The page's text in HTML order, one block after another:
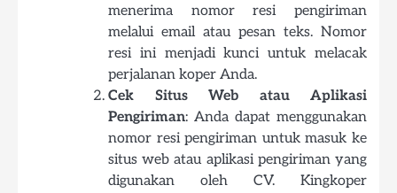
menerima nomor resi pengiriman
melalui email atau pesan teks. Nomor
resi ini menjadi kunci untuk melacak
perjalanan koper Anda.
Cek Situs Web atau Aplikasi
Pengiriman: Anda dapat menggunakan
nomor resi pengiriman untuk masuk ke
situs web atau aplikasi pengiriman yang
digunakan oleh CV. Kingkoper